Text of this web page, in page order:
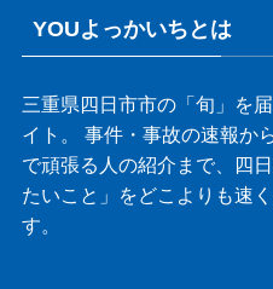
YOUよっかいちとは
三重県四日市市の「旬」を
イト。 事件・事故の速報か
で頑張る人の紹介まで、四
たいこと」をどこよりも速
す。